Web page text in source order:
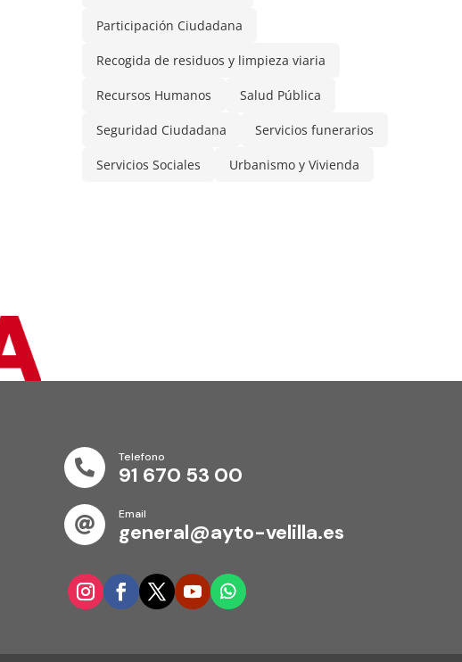
Participación Ciudadana
Recogida de residuos y limpieza viaria
Recursos Humanos Salud Pública
Seguridad Ciudadana Servicios funerarios
Servicios Sociales Urbanismo y Vivienda

Telefono
91 670 53 00

Email
general@ayto-velilla.es